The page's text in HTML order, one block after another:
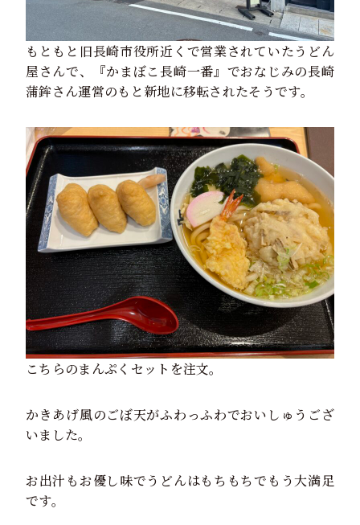
もともと旧長崎市役所近くで営業されていたうどん
屋さんで、『かまぼこ長崎一番』でおなじみの長崎
蒲鉾さん運営のもと新地に移転されたそうです。
こちらのまんぷくセットを注文。
かきあげ風のごぼ天がふわっふわでおいしゅうござ
いました。
お出汁もお優し味でうどんはもちもちでもう大満足
です。